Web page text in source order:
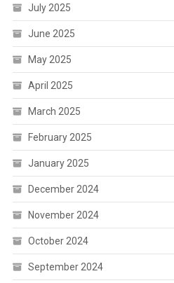
July 2025
June 2025
May 2025
April 2025
March 2025
February 2025
January 2025
December 2024
November 2024
October 2024
September 2024